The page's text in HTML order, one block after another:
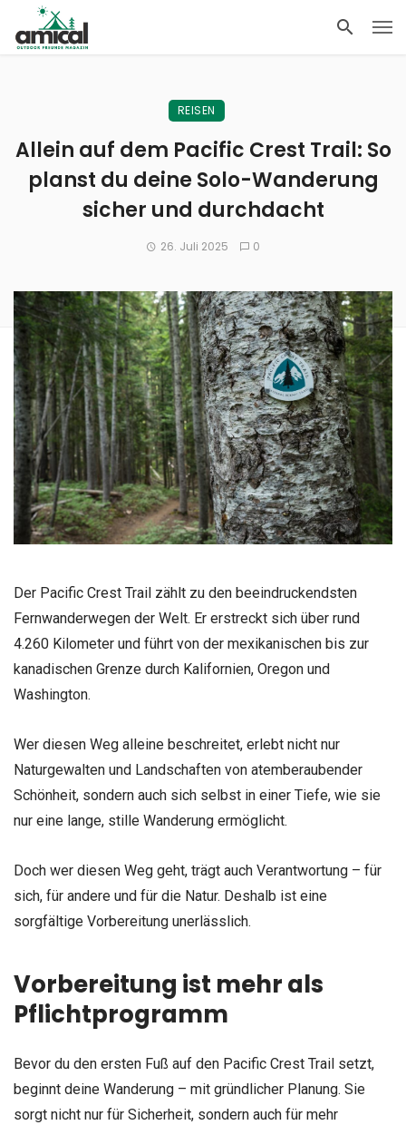
REISEN
Allein auf dem Pacific Crest Trail: So
planst du deine Solo-Wanderung
sicher und durchdacht
26. Juli 2025 0
Der Pacific Crest Trail zählt zu den beeindruckendsten
Fernwanderwegen der Welt. Er erstreckt sich über rund
4.260 Kilometer und führt von der mexikanischen bis zur
kanadischen Grenze durch Kalifornien, Oregon und
Washington.
Wer diesen Weg alleine beschreitet, erlebt nicht nur
Naturgewalten und Landschaften von atemberaubender
Schönheit, sondern auch sich selbst in einer Tiefe, wie sie
nur eine lange, stille Wanderung ermöglicht.
Doch wer diesen Weg geht, trägt auch Verantwortung – für
sich, für andere und für die Natur. Deshalb ist eine
sorgfältige Vorbereitung unerlässlich.
Vorbereitung ist mehr als
Pflichtprogramm
Bevor du den ersten Fuß auf den Pacific Crest Trail setzt,
beginnt deine Wanderung – mit gründlicher Planung. Sie
sorgt nicht nur für Sicherheit, sondern auch für mehr